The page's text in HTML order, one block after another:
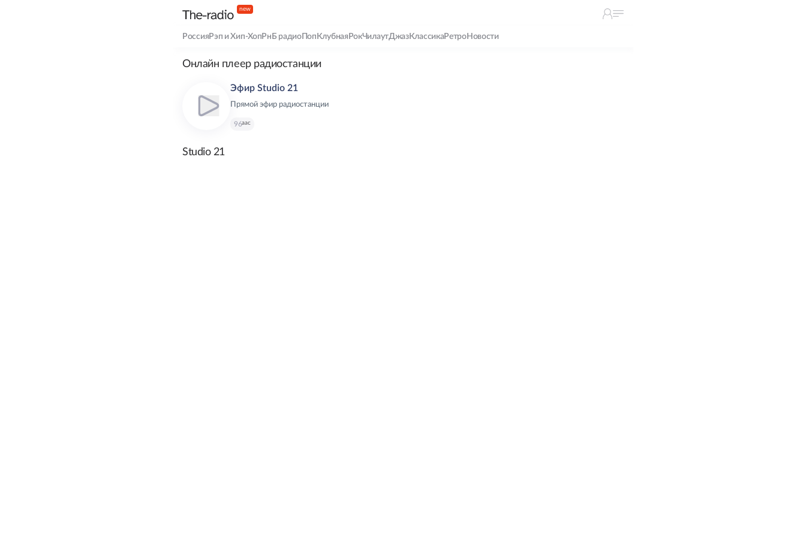
new
Россия Рэп и Хип-Хоп РнБ радиоПоп Клубная РокЧилаутДжазКлассика РетроНовости
Онлайн плеер радиостанции
Эфир Studio 21
Прямой эфир радиостанции
96aac
Studio 21